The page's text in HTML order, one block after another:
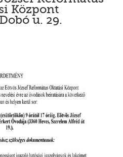
Központ
u. 29.